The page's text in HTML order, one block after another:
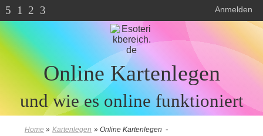
5 1 2 3 Anmelden
Online Kartenlegen
und wie es online funktioniert
Home » Kartenlegen » Online Kartenlegen -